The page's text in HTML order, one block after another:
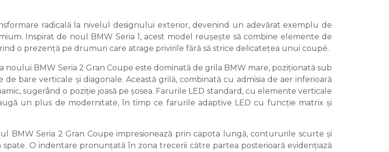
radicală la nivelul designului exterior, devenind un adevărat exemplu de
Inspirat de noul BMW Seria 1, acest model reușește să combine elemente de
o prezență pe drumuri care atrage privirile fără să strice delicatețea unui coupé.
noului BMW Seria 2 Gran Coupe este dominată de grila BMW mare, poziționată sub
bare verticale și diagonale. Această grilă, combinată cu admisia de aer inferioară
sugerând o poziție joasă pe șosea. Farurile LED standard, cu elemente verticale
un plus de modernitate, în timp ce farurile adaptive LED cu funcție matrix și
BMW Seria 2 Gran Coupe impresionează prin capota lungă, contururile scurte și
O indentare pronunțată în zona trecerii către partea posterioară evidențiază